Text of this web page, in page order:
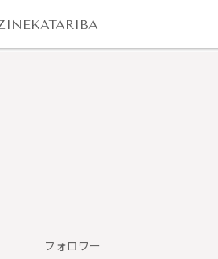
KATARIBA
フォロワー